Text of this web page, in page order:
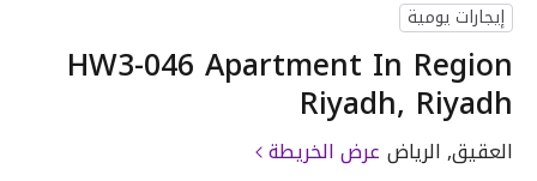
إيجارات يومية
HW3-046 Apartment In Region
Riyadh, Riyadh
العقيق, الرياض عرض الخريطة